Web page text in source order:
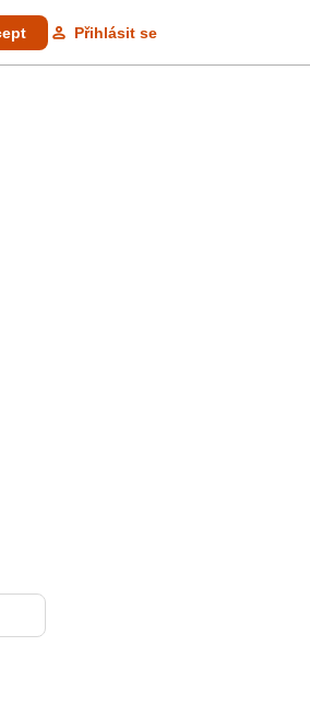
Přihlásit se